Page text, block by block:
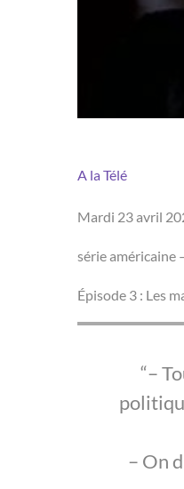
A la Télé
Mardi 23 avril
série américaine
Épisode 3 : Les
–
– On